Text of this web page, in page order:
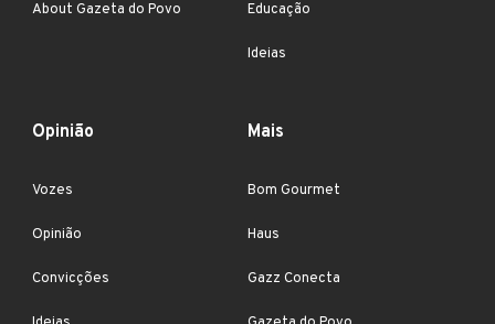
About Gazeta do Povo Educação
Ideias
Opinião
Vozes
Opinião
Convicções
Mais
Bom Gourmet
Haus
Gazz Conecta